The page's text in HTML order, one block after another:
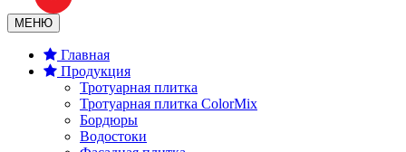
МЕНЮ
Главная
Продукция
Тротуарная плитка
Тротуарная плитка ColorMix
Бордюры
Водостоки